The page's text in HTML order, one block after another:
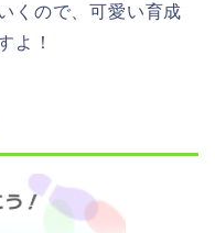
くので、可愛い育成
よ！